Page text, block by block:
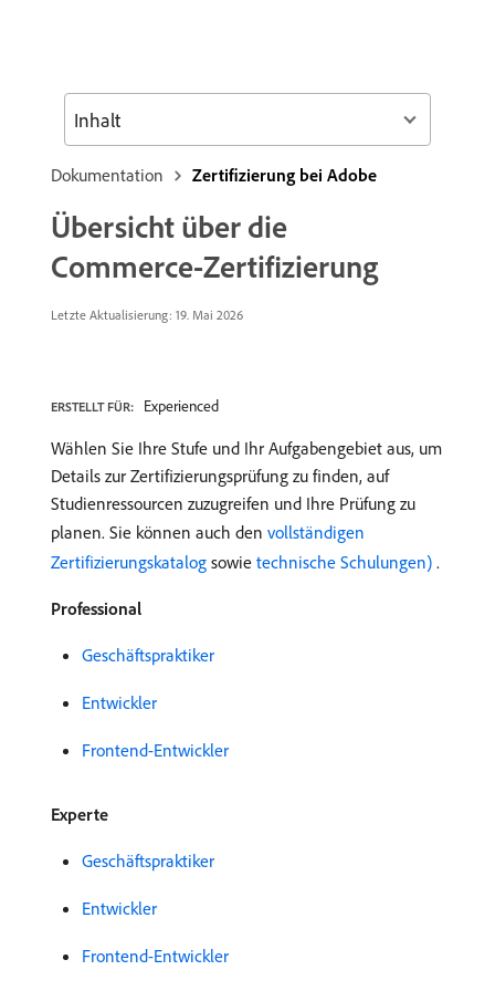
Dokumentation Zertifizierung bei Adobe
Übersicht über die
Commerce-Zertifizierung
Letzte Aktualisierung: 19. Mai 2026
ERSTELLT FÜR: Experienced
Wählen Sie Ihre Stufe und Ihr Aufgabengebiet aus, um
Details zur Zertifizierungsprüfung zu finden, auf
Studienressourcen zuzugreifen und Ihre Prüfung zu
planen. Sie können auch den vollständigen
Zertifizierungskatalog sowie technische Schulungen) ​ .
Professional
Geschäftspraktiker
Entwickler
Frontend-Entwickler
Experte
Geschäftspraktiker
Entwickler
Frontend-Entwickler
Inhalt